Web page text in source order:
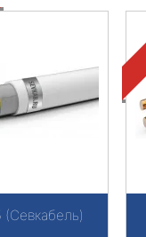
(Севкабель)